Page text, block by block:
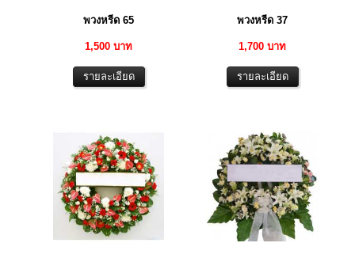
พวงหรีด 65
1,500 บาท
พวงหรีด 37
1,700 บาท